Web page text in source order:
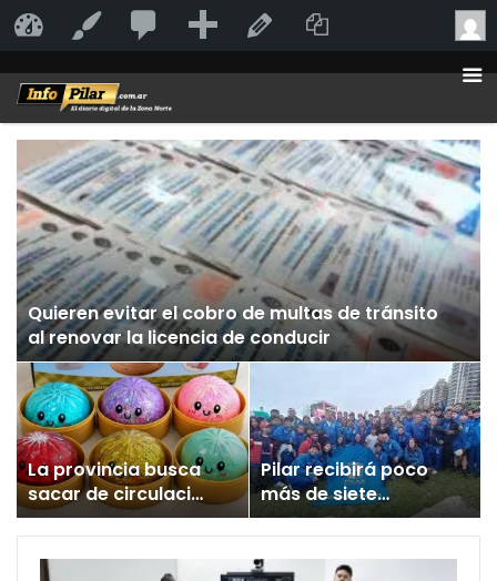
Quieren evitar el cobro de multas de tránsito
al renovar la licencia de conducir
La provincia busca
sacar de circulación
un juguete
«altamente tóxico»
Pilar recibirá poco
más de siete
millones para los
Juegos
Bonaerenses
InfoPilar Personalizar
moderación
Añadir Duplicate